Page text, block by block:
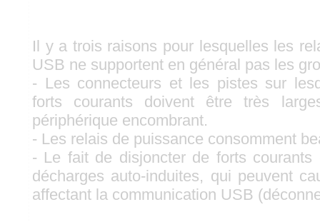
Il y a trois raisons pour lesquelles les
USB ne supportent en général pas les
- Les connecteurs et les pistes sur
forts courants doivent être très
périphérique encombrant.
- Les relais de puissance consomment
- Le fait de disjoncter de forts courants
décharges auto-induites, qui peuvent
affectant la communication USB